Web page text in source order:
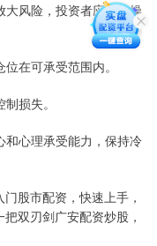
大风险，投资者应谨慎操
在可承受范围内。
损失。
和心理承受能力，保持冷
股市配资，快速上手，
双刃剑广安配资炒股，